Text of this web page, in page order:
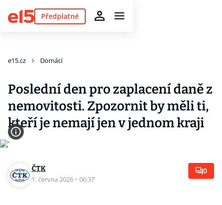
Předplatné
e15.cz Domácí
Poslední den pro zaplacení daně z
nemovitosti. Zpozornit by měli ti,
kteří je nemají jen v jednom kraji
ČTK
1. června 2026 · 06:37
0